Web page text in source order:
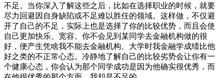
不足。当你深入了解这些之后，比如在选择职业的时候，就要
尽力回避因自身缺陷或不足难以胜任的领域。这样做，不仅避
开了自己的不足，实际上也是选择了你的比较优势，而且会使
自己更加快乐、宽容。你不会见到某同学去金融机构做的很
好，便产生凭啥我不能去金融机构、大学时我金融学成绩比他
好之类的不正常心态。冷静地了解自己的比较劣势会让你有一
个健康心态，你会认为那个同学成功是因为他确实很优秀，而